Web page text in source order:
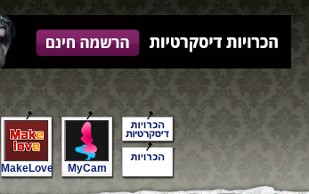
MakeLove MyCam